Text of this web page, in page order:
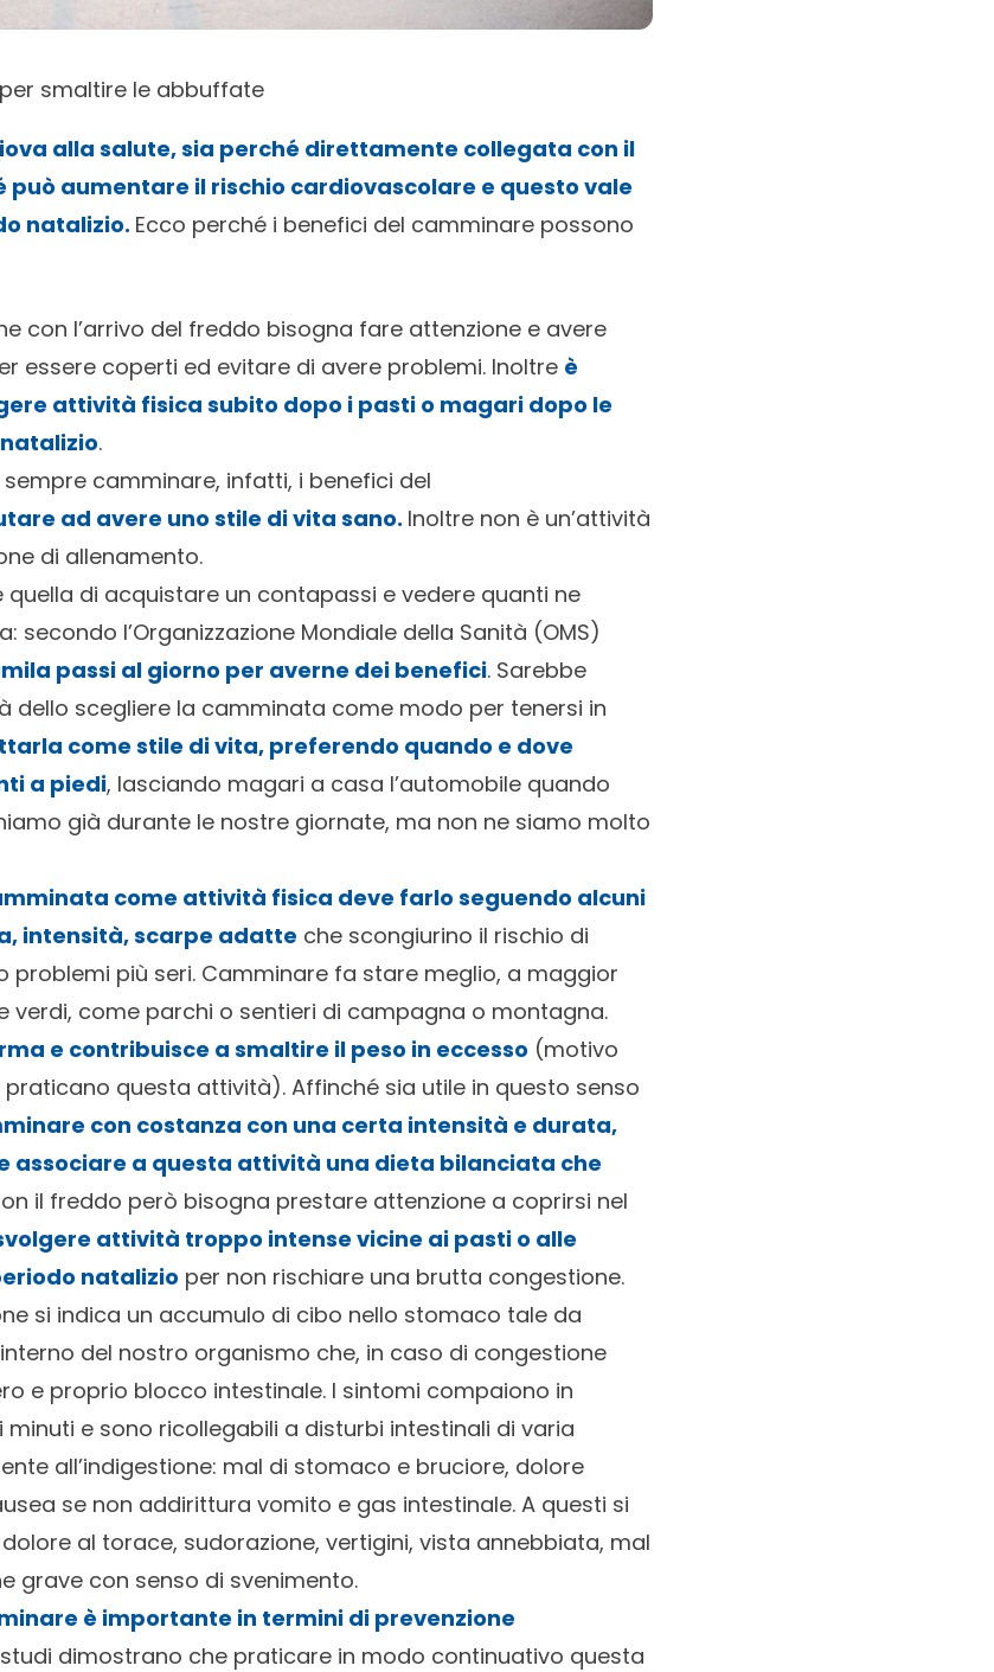
smaltire le abbuffate
alla salute, sia perché direttamente collegata con il
può aumentare il rischio cardiovascolare e questo vale
natalizio. Ecco perché i benefici del camminare possono
con l’arrivo del freddo bisogna fare attenzione e avere
essere coperti ed evitare di avere problemi. Inoltre è
attività fisica subito dopo i pasti o magari dopo le
.
sempre camminare, infatti, i benefici del
ad avere uno stile di vita sano. Inoltre non è un’attività
di allenamento.
quella di acquistare un contapassi e vedere quanti ne
secondo l’Organizzazione Mondiale della Sanità (OMS)
passi al giorno per averne dei benefici. Sarebbe
dello scegliere la camminata come modo per tenersi in
come stile di vita, preferendo quando e dove
a piedi, lasciando magari a casa l’automobile quando
già durante le nostre giornate, ma non ne siamo molto
come attività fisica deve farlo seguendo alcuni
intensità, scarpe adatte che scongiurino il rischio di
problemi più seri. Camminare fa stare meglio, a maggior
verdi, come parchi o sentieri di campagna o montagna.
e contribuisce a smaltire il peso in eccesso (motivo
questa attività). Affinché sia utile in questo senso
con costanza con una certa intensità e durata,
associare a questa attività una dieta bilanciata che
il freddo però bisogna prestare attenzione a coprirsi nel
attività troppo intense vicine ai pasti o alle
natalizio per non rischiare una brutta congestione.
si indica un accumulo di cibo nello stomaco tale da
del nostro organismo che, in caso di congestione
e proprio blocco intestinale. I sintomi compaiono in
minuti e sono ricollegabili a disturbi intestinali di varia
all’indigestione: mal di stomaco e bruciore, dolore
se non addirittura vomito e gas intestinale. A questi si
al torace, sudorazione, vertigini, vista annebbiata, mal
grave con senso di svenimento.
è importante in termini di prevenzione
dimostrano che praticare in modo continuativo questa